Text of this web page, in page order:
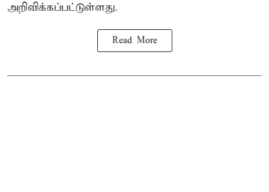
அறிவிக்கப்பட்டுள்ளது.
Read More